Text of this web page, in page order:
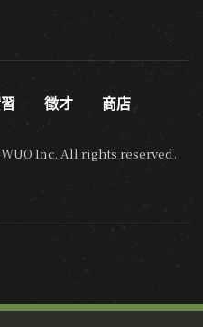
徵才 商店
Inc. All rights reserved.